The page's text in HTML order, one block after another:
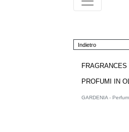
Indietro
FRAGRANCES
PROFUMI IN
GARDENIA -